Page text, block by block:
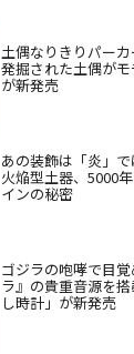
土偶なりきりパー
発掘された土偶が
が新発売
あの装飾は「炎」
火焔型土器、5000
インの秘密
ゴジラの咆哮で目
ラ』の貴重音源を
し時計」が新発売